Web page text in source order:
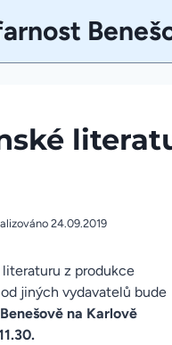
24.09.2019
z produkce
jiných vydavatelů bude
na Karlově